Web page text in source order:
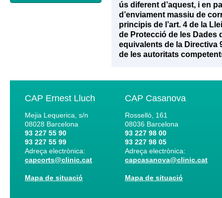
ús diferent d’aquest, i en
d’enviament massiu de
principis de l’art. 4 de la
de Protecció de les Dades
equivalents de la Directiva
de les autoritats
CAP Ernest Lluch
Mejia Lequerica, s/n
08028 Barcelona
93 227 55 90
93 227 55 99
Adreça electrònica:
capcorts@clinic.cat
Mapa de situació
CAP Casanova
Rosselló, 161
08036 Barcelona
93 227 98 00
93 227 98 05
Adreça electrònica:
capcasanova@clinic.cat
Mapa de situació